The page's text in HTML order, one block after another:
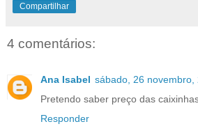
Compartilhar
4 comentários:
Ana Isabel sábado, 26 novembro,
Pretendo saber preço das
Responder